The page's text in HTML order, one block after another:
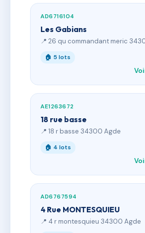
AD6716104
Les Gabians
📍 26 qu commandant meric
🏠 5 lots
AE1263672
18 rue basse
📍 18 r basse 34300 Agde
🏠 4 lots
AD6767594
4 Rue MONTESQUIEU
📍 4 r montesquieu 34300 Agde